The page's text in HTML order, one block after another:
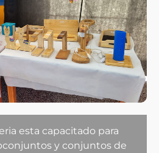
esta capacitado para
y conjuntos de